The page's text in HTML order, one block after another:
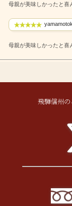
母親が美味しかったと喜
母親が美味しかったと喜
飛騨信州の